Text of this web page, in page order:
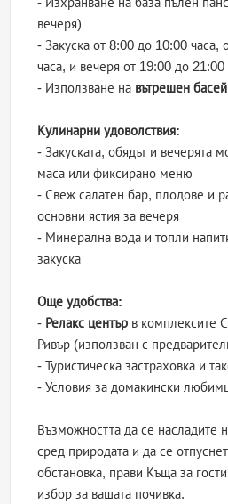
вечеря)
- Закуска от 8:00 до 10:00 часа,
часа, и вечеря от 19:00 до 21:00
- Използване на вътрешен
Кулинарни удоволствия:
- Закуската, обядът и вечерята
маса или фиксирано меню
- Свеж салатен бар, плодове и
основни ястия за вечеря
- Минерална вода и топли
закуска
Още удобства:
- Релакс център в комплексите
Ривър (използван с
- Туристическа застраховка и
- Условия за домакински
Възможността да се насладите
сред природата и да се
обстановка, прави Къща за
избор за вашата почивка.